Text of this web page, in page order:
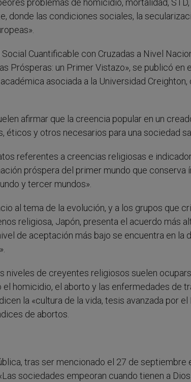
problemas de homicidio, mortalidad,
donde las condiciones sociales, la
Cuantificable con Cruzadas a Nivel
Prósperas: un Primer Vistazo», se publicó en
asociada a la Universidad Creighton,
afirmar que la creencia popular en un
éticos y otros necesarios para una sociedad
referentes a creencias religiosas e
próspera del primer mundo que conserva
y tercer mundos».
al tema de la evolución, y a los grupos que
religiosa, Japón, presenta el acuerdo más
de aceptación más bajo se encuentra en la
niveles de creyentes religiosos suelen
homicidio, el aborto y las enfermedades de
la «cultura de la vida, tesis avanzada por el
de abortos.
tras ser mencionado el 27 de septiembre
sociedades empeoran cuando tienen a